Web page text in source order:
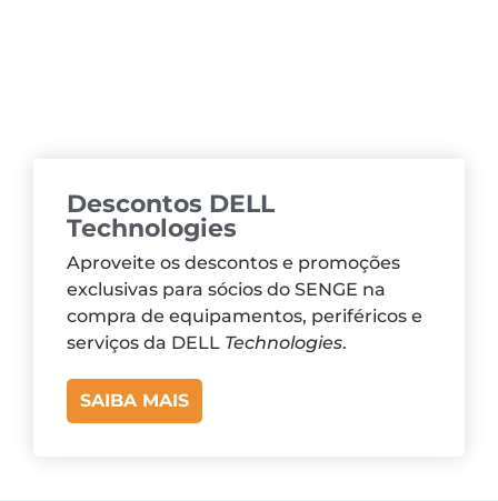
Descontos DELL
Technologies
Aproveite os descontos e promoções
exclusivas para sócios do SENGE na
compra de equipamentos, periféricos e
serviços da DELL Technologies.
SAIBA MAIS